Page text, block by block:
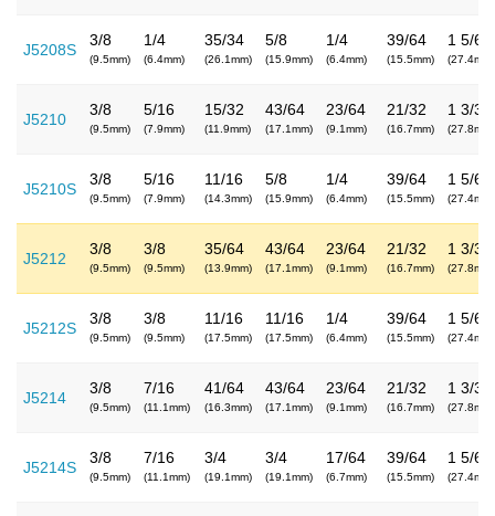
J5208S
3/8
(9.5mm)
1/4
(6.4mm)
35/34
(26.1mm)
5/8
(15.9mm)
1/4
(6.4mm)
39/64
(15.5mm)
1 5/64
(27.4mm)
J5210
3/8
(9.5mm)
5/16
(7.9mm)
15/32
(11.9mm)
43/64
(17.1mm)
23/64
(9.1mm)
21/32
(16.7mm)
1 3/32
(27.8mm)
J5210S
3/8
(9.5mm)
5/16
(7.9mm)
11/16
(14.3mm)
5/8
(15.9mm)
1/4
(6.4mm)
39/64
(15.5mm)
1 5/64
(27.4mm)
J5212
3/8
(9.5mm)
3/8
(9.5mm)
35/64
(13.9mm)
43/64
(17.1mm)
23/64
(9.1mm)
21/32
(16.7mm)
1 3/32
(27.8mm)
J5212S
3/8
(9.5mm)
3/8
(9.5mm)
11/16
(17.5mm)
11/16
(17.5mm)
1/4
(6.4mm)
39/64
(15.5mm)
1 5/64
(27.4mm)
J5214
3/8
(9.5mm)
7/16
(11.1mm)
41/64
(16.3mm)
43/64
(17.1mm)
23/64
(9.1mm)
21/32
(16.7mm)
1 3/32
(27.8mm)
J5214S
3/8
(9.5mm)
7/16
(11.1mm)
3/4
(19.1mm)
3/4
(19.1mm)
17/64
(6.7mm)
39/64
(15.5mm)
1 5/64
(27.4mm)